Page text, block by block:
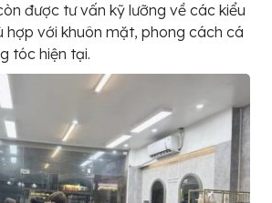
được tư vấn kỹ lưỡng về các kiểu
hợp với khuôn mặt, phong cách cá
tóc hiện tại.